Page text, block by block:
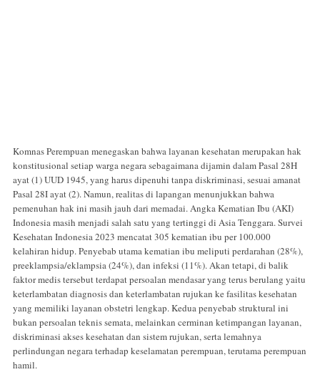
Komnas Perempuan menegaskan bahwa layanan kesehatan merupakan hak
konstitusional setiap warga negara sebagaimana dijamin dalam Pasal 28H
ayat (1) UUD 1945, yang harus dipenuhi tanpa diskriminasi, sesuai amanat
Pasal 28I ayat (2). Namun, realitas di lapangan menunjukkan bahwa
pemenuhan hak ini masih jauh dari memadai. Angka Kematian Ibu (AKI)
Indonesia masih menjadi salah satu yang tertinggi di Asia Tenggara. Survei
Kesehatan Indonesia 2023 mencatat 305 kematian ibu per 100.000
kelahiran hidup. Penyebab utama kematian ibu meliputi perdarahan (28%),
preeklampsia/eklampsia (24%), dan infeksi (11%). Akan tetapi, di balik
faktor medis tersebut terdapat persoalan mendasar yang terus berulang yaitu
keterlambatan diagnosis dan keterlambatan rujukan ke fasilitas kesehatan
yang memiliki layanan obstetri lengkap. Kedua penyebab struktural ini
bukan persoalan teknis semata, melainkan cerminan ketimpangan layanan,
diskriminasi akses kesehatan dan sistem rujukan, serta lemahnya
perlindungan negara terhadap keselamatan perempuan, terutama perempuan
hamil.